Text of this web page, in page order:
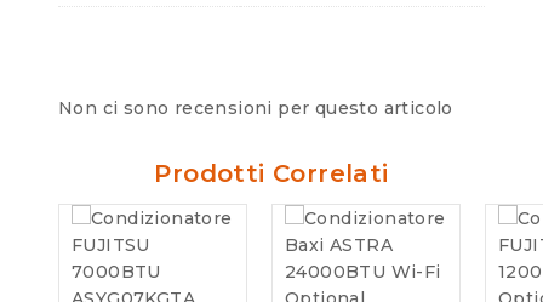
Non ci sono recensioni per questo articolo
Prodotti Correlati